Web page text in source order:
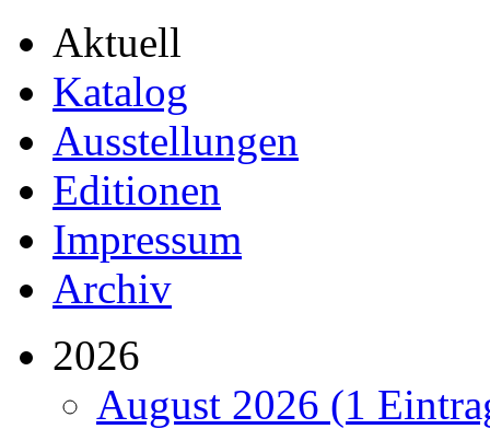
Aktuell
Katalog
Ausstellungen
Editionen
Impressum
Archiv
2026
August 2026 (1